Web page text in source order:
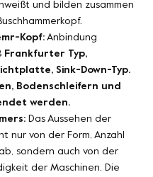
und bilden zusammen
Kopf: Anbindung
Frankfurter Typ,
Sink-Down-Typ.
Bodenschleifern und
werden.
Das Aussehen der
nur von der Form, Anzahl
sondern auch von der
der Maschinen. Die